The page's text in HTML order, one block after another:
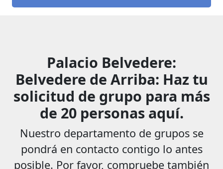
Palacio Belvedere:
Belvedere de Arriba: Haz tu
solicitud de grupo para más
de 20 personas aquí.
Nuestro departamento de grupos se
pondrá en contacto contigo lo antes
posible. Por favor, compruebe también